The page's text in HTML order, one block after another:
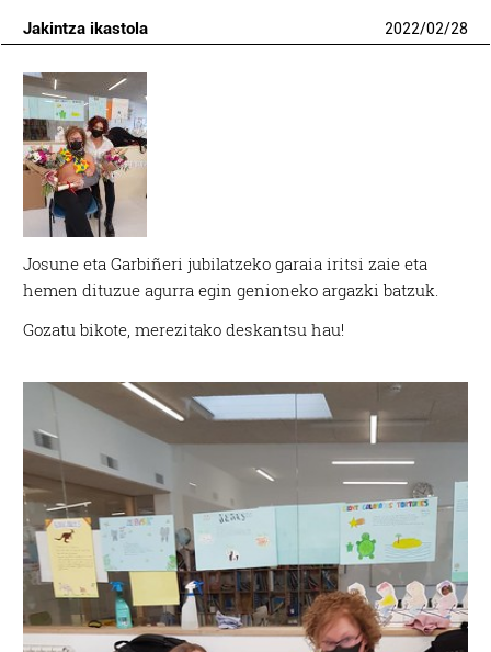
Jakintza ikastola 2022/02/28
Josune eta Garbiñeri jubilatzeko garaia iritsi zaie eta
hemen dituzue agurra egin genioneko argazki batzuk.
Gozatu bikote, merezitako deskantsu hau!